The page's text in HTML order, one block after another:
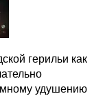
герильи как
удушению